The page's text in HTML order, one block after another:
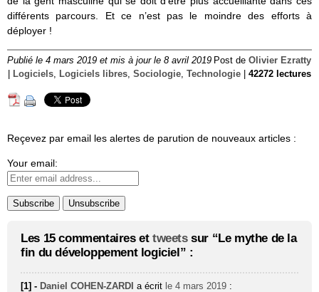
différents parcours. Et ce n’est pas le moindre des efforts à
déployer !
Publié le 4 mars 2019 et mis à jour le 8 avril 2019 Post de Olivier Ezratty
Logiciels, Logiciels libres, Sociologie, Technologie 42272 lectures
Reçevez par email les alertes de parution de nouveaux articles :
Your email:
Les 15 commentaires et tweetssur “Le mythe de la
fin du développement logiciel” :
[1] - Daniel COHEN-ZARDI a écrit le 4 mars 2019 :